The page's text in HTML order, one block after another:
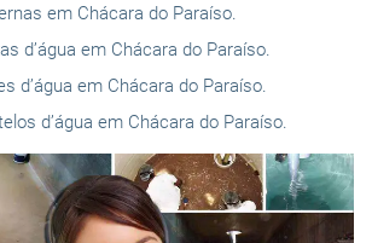
em Chácara do Paraíso.
d’água em Chácara do Paraíso.
d’água em Chácara do Paraíso.
d’água em Chácara do Paraíso.